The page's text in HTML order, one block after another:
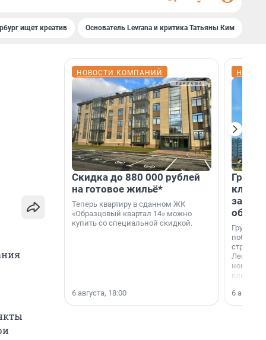
ищет креатив Основатель Levrana и критика Татьяны Ким
НОВОСТИ КОМПАНИЙ
Скидка до 880 000 рублей
на готовое жильё*
Теперь квартиру в сданном ЖК
«Образцовый квартал 14» можно
купить со специальной скидкой.
6 августа, 18:00
Группа
области».
6